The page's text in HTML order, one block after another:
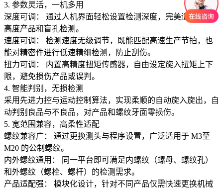
3. 参数灵活，一机多用
深度可调： 通过人机界面轻松设置检测深度，完美适配不同
高度产品和盲孔检测。
速度可调： 检测速度无级调节，既能匹配高速生产节拍，也
能对精密件进行低速精细检测，防止刮伤。
扭力可调： 内置高精度扭矩传感器，自由设定旋入扭矩上下
限，避免损伤产品或误判。
4. 智能判别，无损检测
采用先进力控与运动控制算法，实现柔顺的自动旋入旋出，自
动判别良品与不良品，对产品和螺纹牙面零损伤。
5. 宽范围兼容，高柔性适配
螺纹兼容广： 通过更换测头与程序设置，广泛适用于 M3至
M20 的公制螺纹。
内外螺纹通用： 同一平台即可满足内螺纹（螺母、螺纹孔）
和外螺纹（螺栓、螺杆）的检测需求。
产品适配强： 模块化设计，针对不同产品仅需快速更换机械